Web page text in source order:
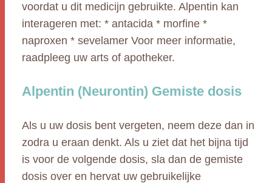
voordat u dit medicijn gebruikte. Alpentin kan
interageren met: * antacida * morfine *
naproxen * sevelamer Voor meer informatie,
raadpleeg uw arts of apotheker.
Alpentin (Neurontin) Gemiste dosis
Als u uw dosis bent vergeten, neem deze dan in
zodra u eraan denkt. Als u ziet dat het bijna tijd
is voor de volgende dosis, sla dan de gemiste
dosis over en hervat uw gebruikelijke